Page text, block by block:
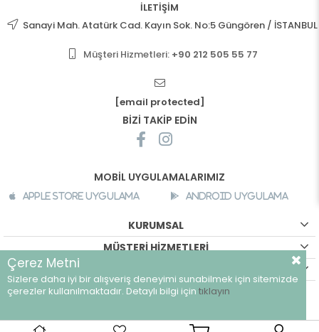
İLETİŞİM
Sanayi Mah. Atatürk Cad. Kayın Sok. No:5 Güngören / İSTANBUL
Müşteri Hizmetleri: +90 212 505 55 77
[email protected]
BİZİ TAKİP EDİN
MOBİL UYGULAMALARIMIZ
Apple Store Uygulama Android Uygulama
KURUMSAL
MÜŞTERİ HİZMETLERİ
©breeze.com.tr - Tüm hakları saklıdır.
Çerez Metni
Sizlere daha iyi bir alışveriş deneyimi sunabilmek için sitemizde
çerezler kullanılmaktadır. Detaylı bilgi için tıklayın